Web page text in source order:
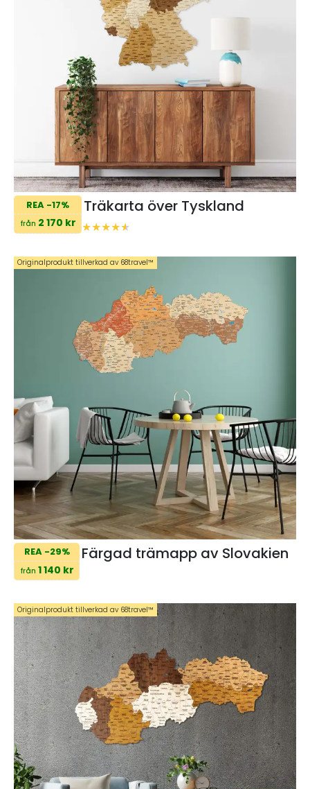
REA -17%
från 2 170 kr
Träkarta över Tyskland
REA -29%
från 1 140 kr
Färgad trämapp av Slovakien
Originalprodukt tillverkad av 68travel™️
Originalprodukt tillverkad av 68travel™️